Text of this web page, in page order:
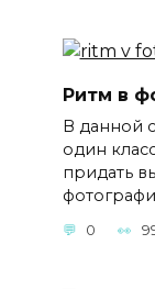
Ритм в
В данной
один
придать
0